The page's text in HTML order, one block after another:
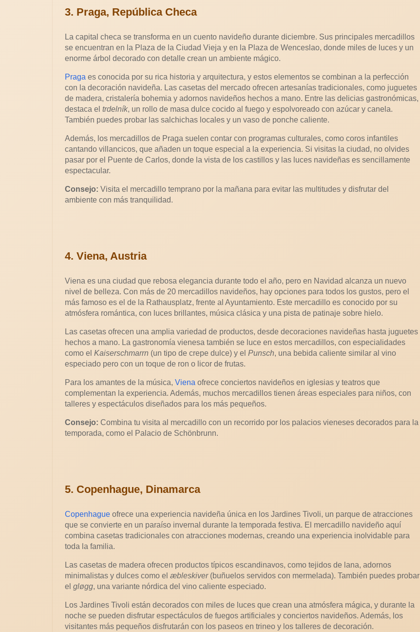
3. Praga, República Checa
La capital checa se transforma en un cuento navideño durante diciembre. Sus principales mercadillos
se encuentran en la Plaza de la Ciudad Vieja y en la Plaza de Wenceslao, donde miles de luces y un
enorme árbol decorado con detalle crean un ambiente mágico.
Praga es conocida por su rica historia y arquitectura, y estos elementos se combinan a la perfección
con la decoración navideña. Las casetas del mercado ofrecen artesanías tradicionales, como juguetes
de madera, cristalería bohemia y adornos navideños hechos a mano. Entre las delicias gastronómicas,
destaca el trdelník, un rollo de masa dulce cocido al fuego y espolvoreado con azúcar y canela.
También puedes probar las salchichas locales y un vaso de ponche caliente.
Además, los mercadillos de Praga suelen contar con programas culturales, como coros infantiles
cantando villancicos, que añaden un toque especial a la experiencia. Si visitas la ciudad, no olvides
pasar por el Puente de Carlos, donde la vista de los castillos y las luces navideñas es sencillamente
espectacular.
Consejo: Visita el mercadillo temprano por la mañana para evitar las multitudes y disfrutar del
ambiente con más tranquilidad.
4. Viena, Austria
Viena es una ciudad que rebosa elegancia durante todo el año, pero en Navidad alcanza un nuevo
nivel de belleza. Con más de 20 mercadillos navideños, hay opciones para todos los gustos, pero el
más famoso es el de la Rathausplatz, frente al Ayuntamiento. Este mercadillo es conocido por su
atmósfera romántica, con luces brillantes, música clásica y una pista de patinaje sobre hielo.
Las casetas ofrecen una amplia variedad de productos, desde decoraciones navideñas hasta juguetes
hechos a mano. La gastronomía vienesa también se luce en estos mercadillos, con especialidades
como el Kaiserschmarrn (un tipo de crepe dulce) y el Punsch, una bebida caliente similar al vino
especiado pero con un toque de ron o licor de frutas.
Para los amantes de la música, Viena ofrece conciertos navideños en iglesias y teatros que
complementan la experiencia. Además, muchos mercadillos tienen áreas especiales para niños, con
talleres y espectáculos diseñados para los más pequeños.
Consejo: Combina tu visita al mercadillo con un recorrido por los palacios vieneses decorados para la
temporada, como el Palacio de Schönbrunn.
5. Copenhague, Dinamarca
Copenhague ofrece una experiencia navideña única en los Jardines Tivoli, un parque de atracciones
que se convierte en un paraíso invernal durante la temporada festiva. El mercadillo navideño aquí
combina casetas tradicionales con atracciones modernas, creando una experiencia inolvidable para
toda la familia.
Las casetas de madera ofrecen productos típicos escandinavos, como tejidos de lana, adornos
minimalistas y dulces como el æbleskiver(buñuelos servidos con mermelada). También puedes probar
el gløgg, una variante nórdica del vino caliente especiado.
Los Jardines Tivoli están decorados con miles de luces que crean una atmósfera mágica, y durante la
noche se pueden disfrutar espectáculos de fuegos artificiales y conciertos navideños. Además, los
visitantes más pequeños disfrutarán con los paseos en trineo y los talleres de decoración.